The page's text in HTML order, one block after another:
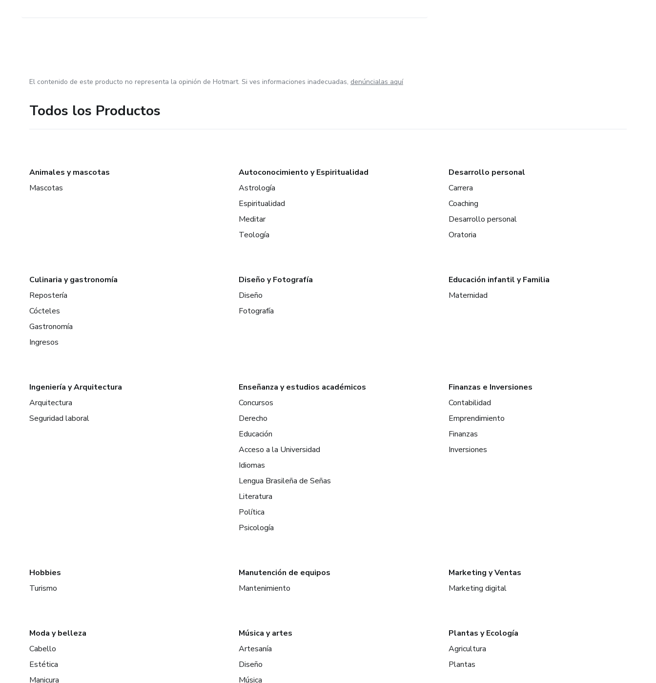
El contenido de este producto no representa la opinión de Hotmart. Si ves informaciones inadecuadas, denúncialas aquí
Todos los Productos
Animales y mascotas
Mascotas
Autoconocimiento y Espiritualidad
Astrología
Espiritualidad
Meditar
Teología
Desarrollo personal
Carrera
Coaching
Desarrollo personal
Oratoria
Culinaria y gastronomía
Repostería
Cócteles
Gastronomía
Ingresos
Diseño y Fotografía
Diseño
Fotografía
Educación infantil y Familia
Maternidad
Ingeniería y Arquitectura
Arquitectura
Seguridad laboral
Enseñanza y estudios académicos
Concursos
Derecho
Educación
Acceso a la Universidad
Idiomas
Lengua Brasileña de Señas
Literatura
Política
Psicología
Finanzas e Inversiones
Contabilidad
Emprendimiento
Finanzas
Inversiones
Hobbies
Turismo
Manutención de equipos
Mantenimiento
Marketing y Ventas
Marketing digital
Moda y belleza
Cabello
Estética
Manicura
Música y artes
Artesanía
Diseño
Música
Plantas y Ecología
Agricultura
Plantas